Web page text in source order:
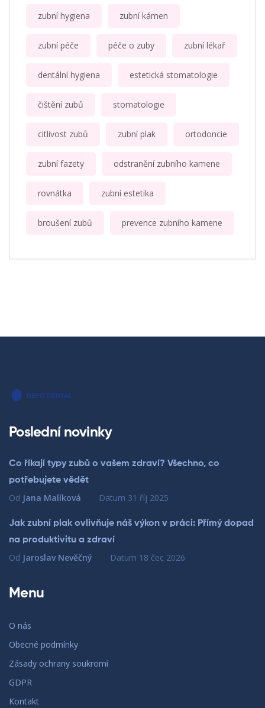
zubní hygiena zubní kámen
zubní péče péče o zuby zubní lékař
dentální hygiena estetická stomatologie
čištění zubů stomatologie
citlivost zubů zubní plak ortodoncie
zubní fazety odstranění zubního kamene
rovnátka zubní estetika
broušení zubů prevence zubního kamene
Poslední novinky
Co říkají typy zubů o vašem zdraví? Všechno, co
potřebujete vědět
Od Jana Malíková Datum 31 říj 2025
Jak zubní plak ovlivňuje náš výkon v práci: Přímý dopad
na produktivitu a zdraví
Od Jaroslav Nevěčný Datum 18 čec 2026
Menu
O nás
Obecné podmínky
Zásady ochrany soukromí
GDPR
Kontakt